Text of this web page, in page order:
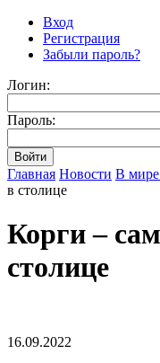
Вход
Регистрация
Забыли пароль?
Логин:
Пароль:
Главная Новости В
в столице
Корги –
столице
16.09.2022